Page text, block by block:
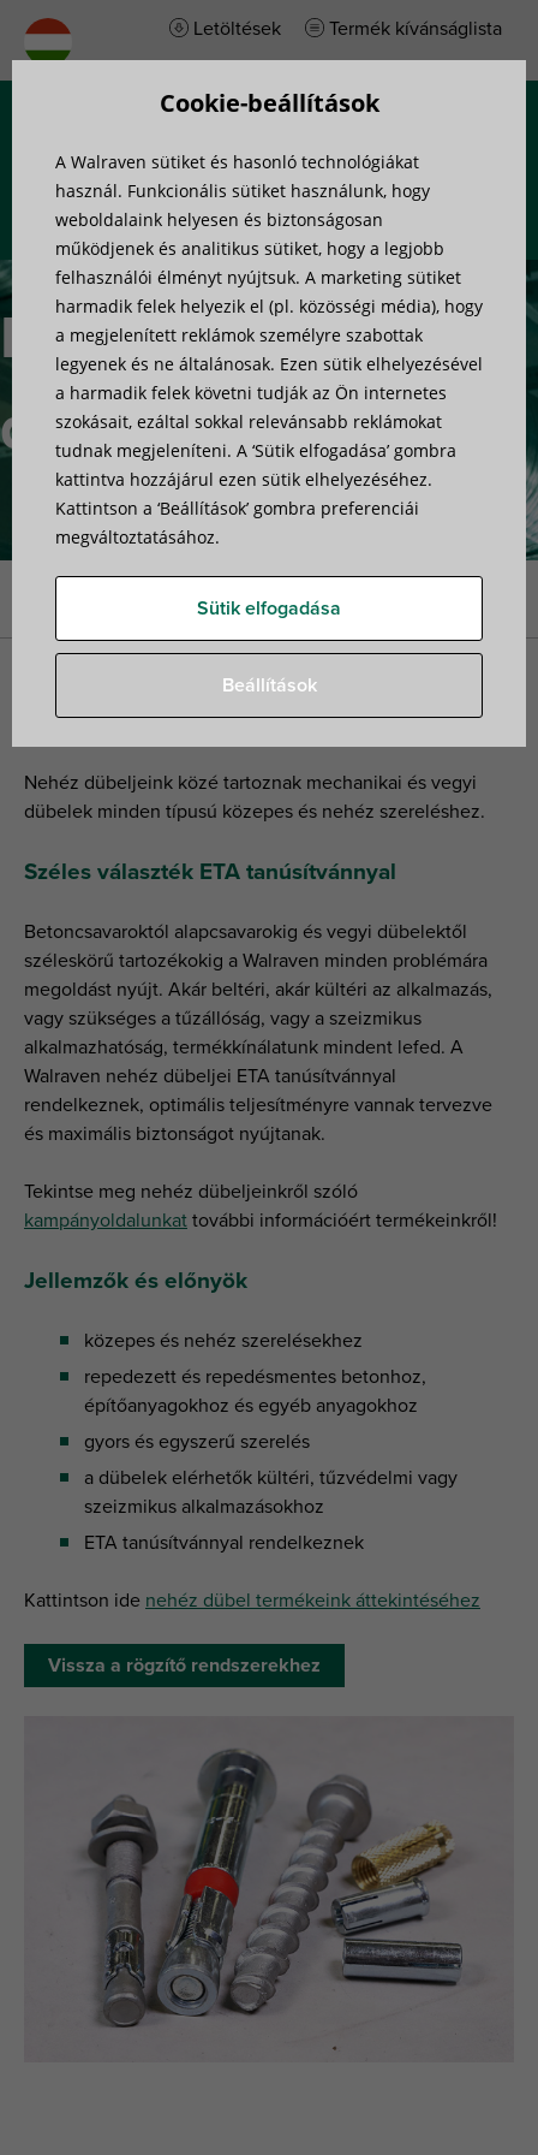
Letöltések Termék kívánságlista
Nehéz
dübelek
Rögzítési rendszerek Nehéz dübelek
Nehéz dübelek
Nehéz dübeljeink közé tartoznak mechanikai és vegyi
dübelek minden típusú közepes és nehéz szereléshez.
Széles választék ETA tanúsítvánnyal
Betoncsavaroktól alapcsavarokig és vegyi dübelektől
széleskörű tartozékokig a Walraven minden problémára
megoldást nyújt. Akár beltéri, akár kültéri az alkalmazás,
vagy szükséges a tűzállóság, vagy a szeizmikus
alkalmazhatóság, termékkínálatunk mindent lefed. A
Walraven nehéz dübeljei ETA tanúsítvánnyal
rendelkeznek, optimális teljesítményre vannak tervezve
és maximális biztonságot nyújtanak.
Tekintse meg nehéz dübeljeinkről szóló
kampányoldalunkat további információért termékeinkről!
Jellemzők és előnyök
közepes és nehéz szerelésekhez
repedezett és repedésmentes betonhoz,
építőanyagokhoz és egyéb anyagokhoz
gyors és egyszerű szerelés
a dübelek elérhetők kültéri, tűzvédelmi vagy
szeizmikus alkalmazásokhoz
ETA tanúsítvánnyal rendelkeznek
Kattintson ide nehéz dübel termékeink áttekintéséhez
Vissza a rögzítő rendszerekhez
Cookie-beállítások
A Walraven sütiket és hasonló technológiákat
használ. Funkcionális sütiket használunk, hogy
weboldalaink helyesen és biztonságosan
működjenek és analitikus sütiket, hogy a legjobb
felhasználói élményt nyújtsuk. A marketing sütiket
harmadik felek helyezik el (pl. közösségi média), hogy
a megjelenített reklámok személyre szabottak
legyenek és ne általánosak. Ezen sütik elhelyezésével
a harmadik felek követni tudják az Ön internetes
szokásait, ezáltal sokkal relevánsabb reklámokat
tudnak megjeleníteni. A ‘Sütik elfogadása’ gombra
kattintva hozzájárul ezen sütik elhelyezéséhez.
Kattintson a ‘Beállítások’ gombra preferenciái
megváltoztatásához.
Sütik elfogadása
Beállítások